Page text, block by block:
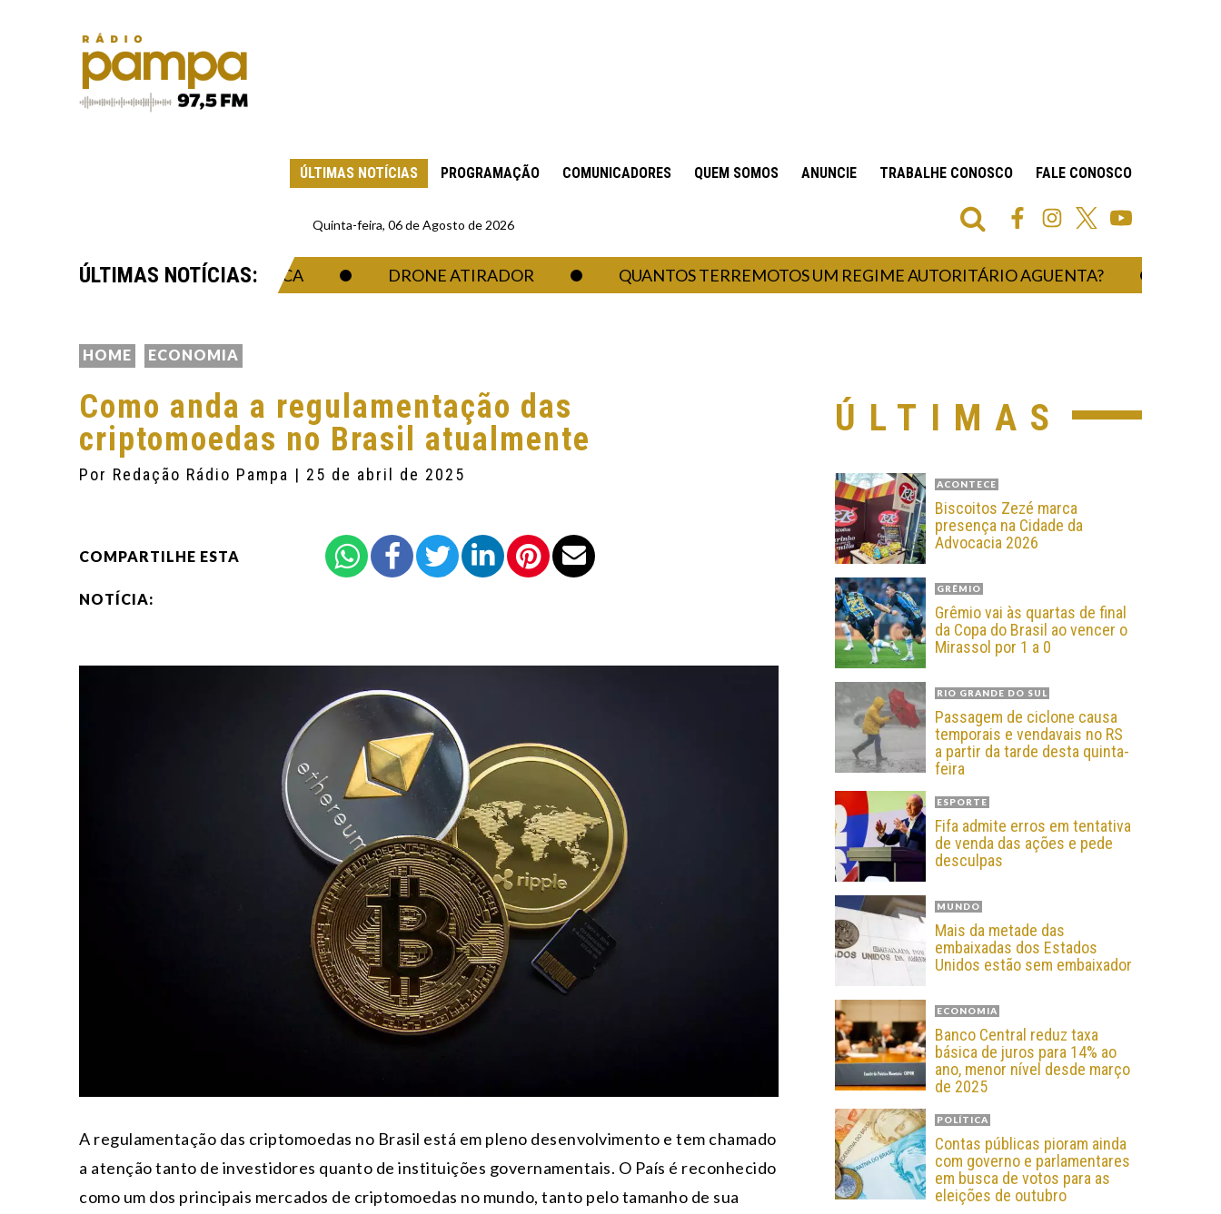
ÚLTIMAS NOTÍCIAS PROGRAMAÇÃO COMUNICADORES QUEM SOMOS ANUNCIE TRABALHE CONOSCO FALE CONOSCO
Quinta-feira, 06 de Agosto de 2026
ÚLTIMAS NOTÍCIAS:
SINGULARIDADE ECONÔMICA DRONE ATIRADOR QUANTOS TERREMOTOS UM REGIME AUTORITÁRIO AGUENTA?
HOME ECONOMIA
Como anda a regulamentação das
criptomoedas no Brasil atualmente
Por Redação Rádio Pampa | 25 de abril de 2025
COMPARTILHE ESTA
NOTÍCIA:
A regulamentação das criptomoedas no Brasil está em pleno desenvolvimento e tem chamado
a atenção tanto de investidores quanto de instituições governamentais. O País é reconhecido
como um dos principais mercados de criptomoedas no mundo, tanto pelo tamanho de sua
ÚLTIMAS
ACONTECE
Biscoitos Zezé marca
presença na Cidade da
Advocacia 2026
GRÊMIO
Grêmio vai às quartas de final
da Copa do Brasil ao vencer o
Mirassol por 1 a 0
RIO GRANDE DO SUL
Passagem de ciclone causa
temporais e vendavais no RS
a partir da tarde desta quinta-
feira
ESPORTE
Fifa admite erros em tentativa
de venda das ações e pede
desculpas
MUNDO
Mais da metade das
embaixadas dos Estados
Unidos estão sem embaixador
ECONOMIA
Banco Central reduz taxa
básica de juros para 14% ao
ano, menor nível desde março
de 2025
POLÍTICA
Contas públicas pioram ainda
com governo e parlamentares
em busca de votos para as
eleições de outubro